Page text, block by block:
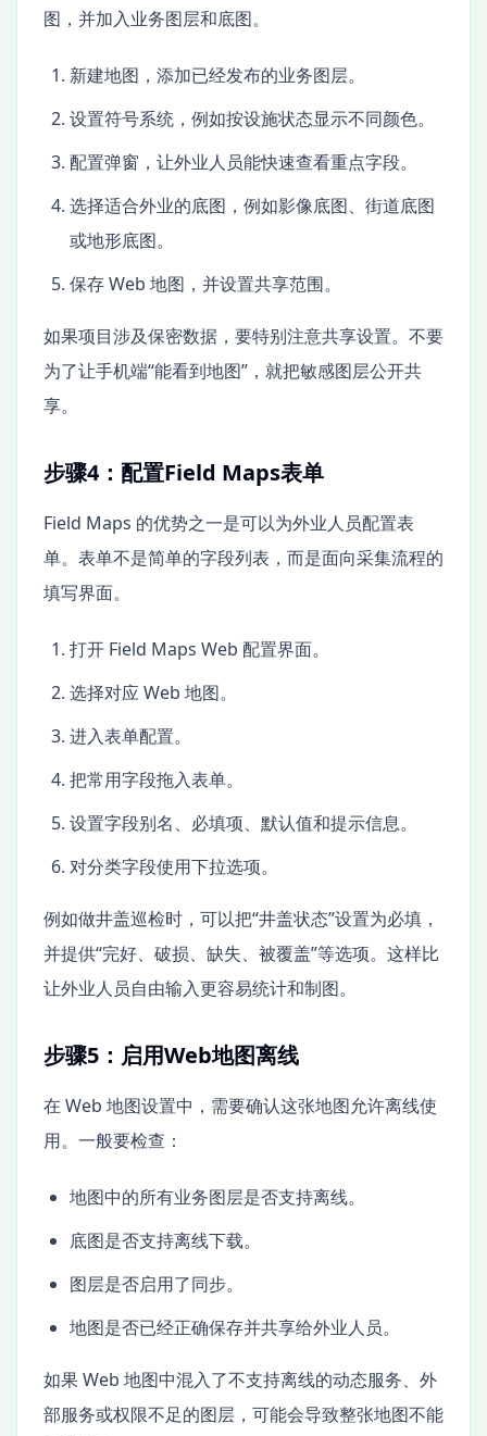
图，并加入业务图层和底图。
新建地图，添加已经发布的业务图层。
设置符号系统，例如按设施状态显示不同颜色。
配置弹窗，让外业人员能快速查看重点字段。
选择适合外业的底图，例如影像底图、街道底图
或地形底图。
保存 Web 地图，并设置共享范围。
如果项目涉及保密数据，要特别注意共享设置。不要
为了让手机端“能看到地图”，就把敏感图层公开共
享。
步骤4：配置Field Maps表单
Field Maps 的优势之一是可以为外业人员配置表
单。表单不是简单的字段列表，而是面向采集流程的
填写界面。
打开 Field Maps Web 配置界面。
选择对应 Web 地图。
进入表单配置。
把常用字段拖入表单。
设置字段别名、必填项、默认值和提示信息。
对分类字段使用下拉选项。
例如做井盖巡检时，可以把“井盖状态”设置为必填，
并提供“完好、破损、缺失、被覆盖”等选项。这样比
让外业人员自由输入更容易统计和制图。
步骤5：启用Web地图离线
在 Web 地图设置中，需要确认这张地图允许离线使
用。一般要检查：
地图中的所有业务图层是否支持离线。
底图是否支持离线下载。
图层是否启用了同步。
地图是否已经正确保存并共享给外业人员。
如果 Web 地图中混入了不支持离线的动态服务、外
部服务或权限不足的图层，可能会导致整张地图不能